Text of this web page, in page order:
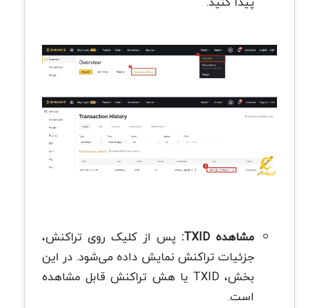
مشاهده TXID:
پس از کلیک روی تراکنش،
جزئیات تراکنش نمایش داده می‌شود. در این
بخش، TXID یا هش تراکنش قابل مشاهده
است.